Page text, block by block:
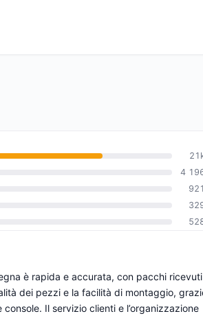
4
921
è rapida e accurata, con pacchi ricevuti
dei pezzi e la facilità di montaggio,
Il servizio clienti e l’organizzazione